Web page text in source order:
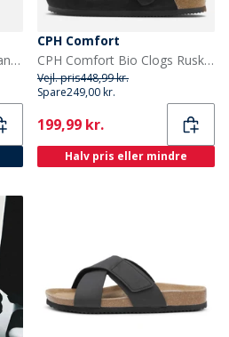
CPH Comfort Bio Tanga Sandaler Bronze
CPH Comfort
CPH Comfort Bio Clogs Ruskind Sandaler Sort
Vejl. pris448,99 kr.
Spare249,00 kr.
Current
199,99 kr.
Halv pris eller mindre